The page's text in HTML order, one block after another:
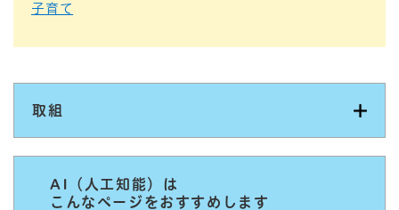
子育て
取組
AI（人工知能）は
こんなページをおすすめします